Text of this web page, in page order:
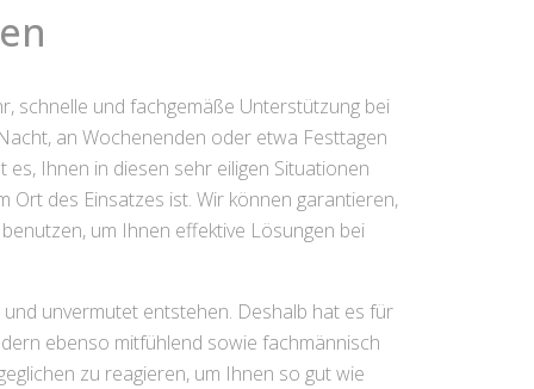
schnelle und fachgemäße Unterstützung bei
an Wochenenden oder etwa Festtagen
Ihnen in diesen sehr eiligen Situationen
des Einsatzes ist. Wir können garantieren,
um Ihnen effektive Lösungen bei
unvermutet entstehen. Deshalb hat es für
ebenso mitfühlend sowie fachmännisch
zu reagieren, um Ihnen so gut wie